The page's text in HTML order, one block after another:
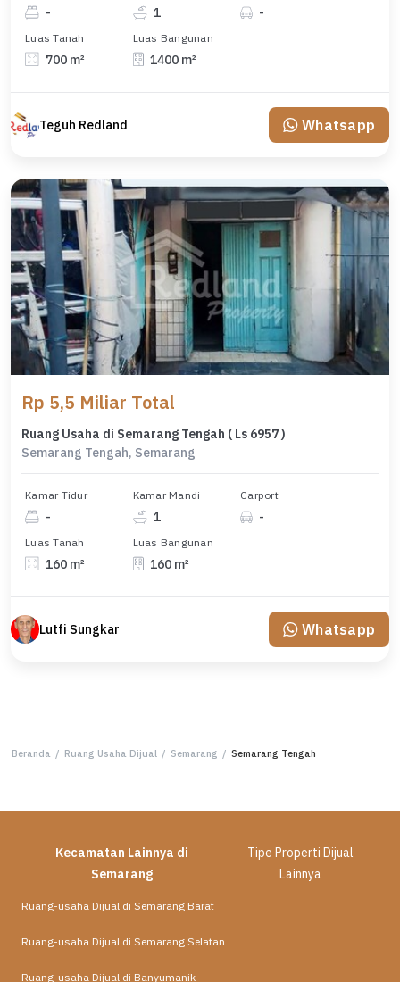
- 1 -
Luas Tanah
700 m²
Luas Bangunan
1400 m²
Teguh Redland Whatsapp
Rp 5,5 Miliar Total
Ruang Usaha di Semarang Tengah ( Ls 6957 )
Semarang Tengah, Semarang
Kamar Tidur
-
Kamar Mandi
1
Carport
-
Luas Tanah
160 m²
Luas Bangunan
160 m²
Lutfi Sungkar Whatsapp
Beranda / Ruang Usaha Dijual / Semarang / Semarang Tengah
Kecamatan Lainnya di
Semarang
Tipe Properti Dijual
Lainnya
Ruang-usaha Dijual di Semarang Barat
Ruang-usaha Dijual di Semarang Selatan
Ruang-usaha Dijual di Banyumanik